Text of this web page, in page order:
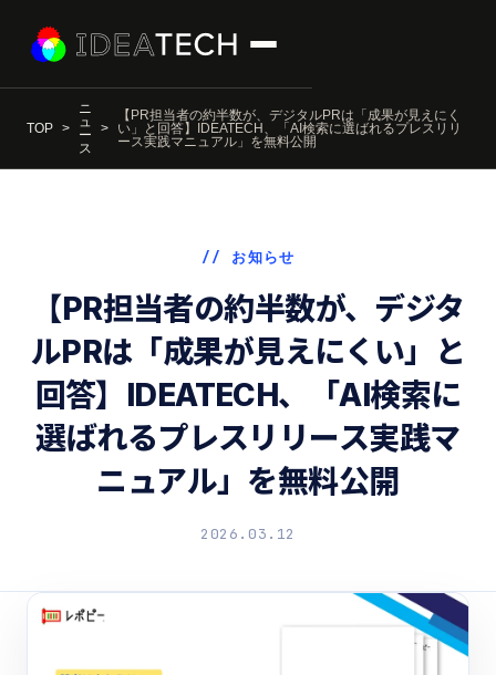
TOP
ニ
ュ
ー
ス
【PR担当者の約半数が、デジタルPRは「成果が見えにく
い」と回答】IDEATECH、「AI検索に選ばれるプレスリリ
ース実践マニュアル」を無料公開
// お知らせ
【PR担当者の約半数が、デジタ
ルPRは「成果が見えにくい」と
回答】IDEATECH、「AI検索に
選ばれるプレスリリース実践マ
ニュアル」を無料公開
2026.03.12